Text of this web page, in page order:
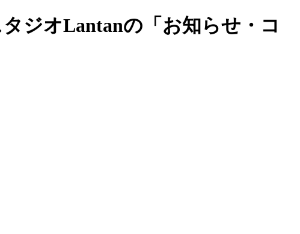
ジオLantanの「お知らせ・コ